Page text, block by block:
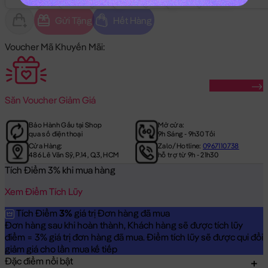
Gửi Tặng Hết Hàng
Voucher Mã Khuyến Mãi:
Săn Voucher Giảm Giá
Bảo Hành Gấu tại Shop
qua số điện thoại
Mở cửa:
9h Sáng - 9h30 Tối
Cửa Hàng:
486 Lê Văn Sỹ, P.14, Q.3, HCM
Zalo/Hotline:0967110738
hỗ trợ từ 9h - 21h30
Tích Điểm 3% khi mua hàng
Xem Điểm Tích Lũy
Tích Điểm 3% giá trị Đơn hàng đã mua
Đơn hàng sau khi hoàn thành, Khách hàng sẽ được tích lũy
điểm = 3% giá trị đơn hàng đã mua. Điểm tích lũy sẽ được qui đổi
giảm giá cho lần mua kế tiếp
Đặc điểm nổi bật